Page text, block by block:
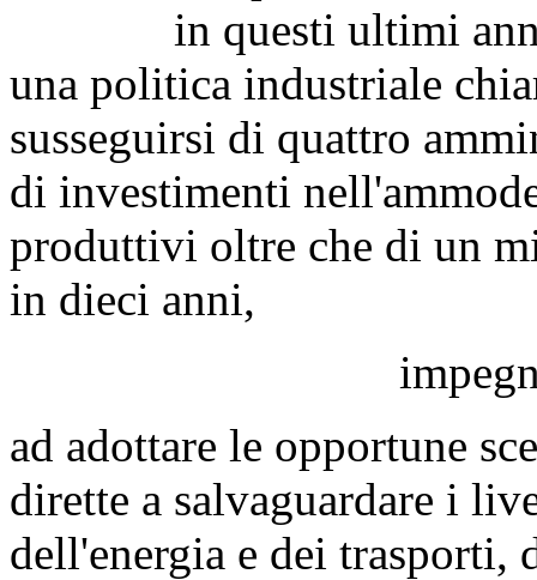
in questi ultimi anni,
una politica industriale
susseguirsi di quattro
di investimenti
produttivi oltre che di un
in dieci anni,
ad adottare le opportune
dirette a salvaguardare i
dell'energia e dei trasporti,